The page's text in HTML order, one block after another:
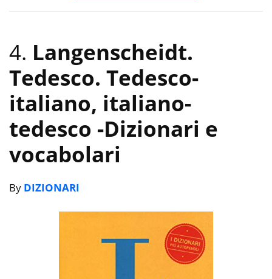
4. Langenscheidt.
Tedesco. Tedesco-
italiano, italiano-
tedesco -Dizionari e
vocabolari
By DIZIONARI